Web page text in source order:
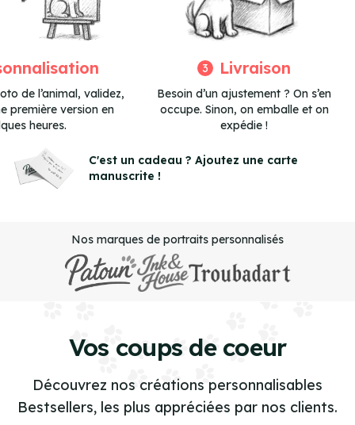
de l’animal, validez,
première version en
heures.
3 Livraison
Besoin d’un ajustement ? On s’en
occupe. Sinon, on emballe et on
expédie !
C'est un cadeau ? Ajoutez une carte
manuscrite !
Nos marques de portraits personnalisés
Vos coups de coeur
Découvrez nos créations personnalisables
Bestsellers, les plus appréciées par nos clients.